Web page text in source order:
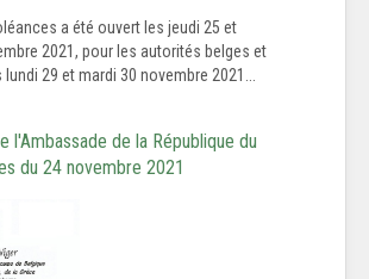
a été ouvert les jeudi 25 et
2021, pour les autorités belges et
29 et mardi 30 novembre 2021...
l'Ambassade de la République du
du 24 novembre 2021